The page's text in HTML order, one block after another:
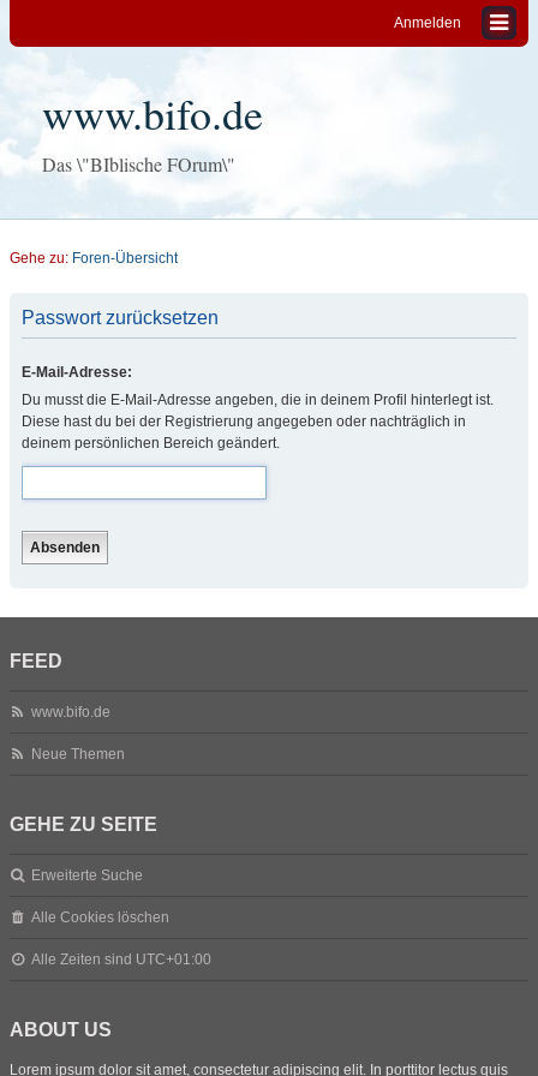
Anmelden
www.bifo.de
Das \"BIblische FOrum\"
Gehe zu: Foren-Übersicht
Passwort zurücksetzen
E-Mail-Adresse:
Du musst die E-Mail-Adresse angeben, die in deinem Profil hinterlegt ist.
Diese hast du bei der Registrierung angegeben oder nachträglich in
deinem persönlichen Bereich geändert.
FEED
www.bifo.de
Neue Themen
GEHE ZU SEITE
Erweiterte Suche
Alle Cookies löschen
Alle Zeiten sind UTC+01:00
ABOUT US
Lorem ipsum dolor sit amet, consectetur adipiscing elit. In porttitor lectus quis